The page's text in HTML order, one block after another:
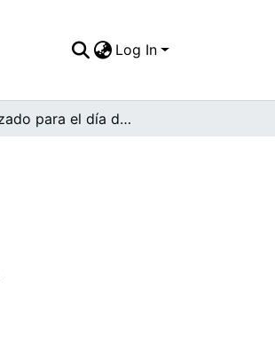
Log In
Disfrazado para el día de brujas